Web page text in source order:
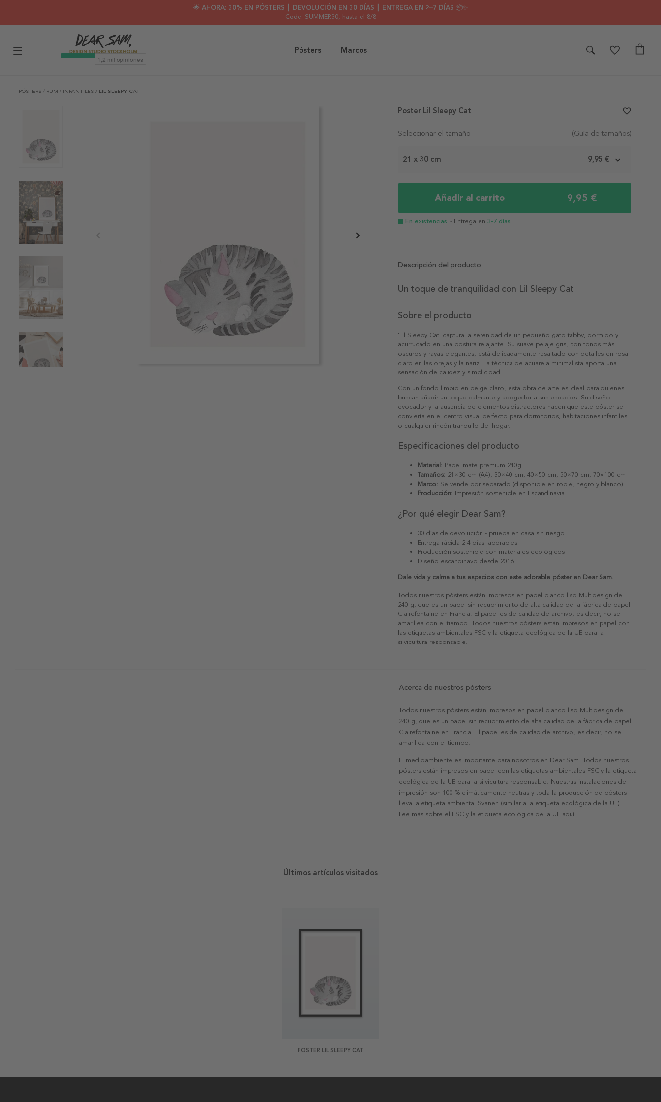
🌟 AHORA: 30% EN PÓSTERS ┃ DEVOLUCIÓN EN 30 DÍAS ┃ ENTREGA EN 2–7 DÍAS 📦✨
Code: SUMMER30, hasta el 8/8
Pósters Marcos
PÓSTERS / RUM / INFANTILES / LIL SLEEPY CAT
Seleccionar el tamaño (Guía de tamaños)
21 x 30 cm 9,95 €
Añadir al carrito 9,95 €
En existencias - Entrega en 3-7 días
Poster Lil Sleepy Cat favorite_border
Descripción del producto
Un toque de tranquilidad con Lil Sleepy Cat
Sobre el producto
'Lil Sleepy Cat' captura la serenidad de un pequeño gato tabby, dormido y
acurrucado en una postura relajante. Su suave pelaje gris, con tonos más
oscuros y rayas elegantes, está delicadamente resaltado con detalles en rosa
claro en las orejas y la nariz. La técnica de acuarela minimalista aporta una
sensación de calidez y simplicidad.
Con un fondo limpio en beige claro, esta obra de arte es ideal para quienes
buscan añadir un toque calmante y acogedor a sus espacios. Su diseño
evocador y la ausencia de elementos distractores hacen que este póster se
convierta en el centro visual perfecto para dormitorios, habitaciones infantiles
o cualquier rincón tranquilo del hogar.
Especificaciones del producto
Material: Papel mate premium 240g
Tamaños: 21×30 cm (A4), 30×40 cm, 40×50 cm, 50×70 cm, 70×100 cm
Marco: Se vende por separado (disponible en roble, negro y blanco)
Producción: Impresión sostenible en Escandinavia
¿Por qué elegir Dear Sam?
30 días de devolución - prueba en casa sin riesgo
Entrega rápida 2-4 días laborables
Producción sostenible con materiales ecológicos
Diseño escandinavo desde 2016
Dale vida y calma a tus espacios con este adorable póster en Dear Sam.
Todos nuestros pósters están impresos en papel blanco liso Multidesign de
240 g, que es un papel sin recubrimiento de alta calidad de la fábrica de papel
Clairefontaine en Francia. El papel es de calidad de archivo, es decir, no se
amarillea con el tiempo. Todos nuestros pósters están impresos en papel con
las etiquetas ambientales FSC y la etiqueta ecológica de la UE para la
silvicultura responsable.
Acerca de nuestros pósters
Todos nuestros pósters están impresos en papel blanco liso Multidesign de
240 g, que es un papel sin recubrimiento de alta calidad de la fábrica de papel
Clairefontaine en Francia. El papel es de calidad de archivo, es decir, no se
amarillea con el tiempo.
El medioambiente es importante para nosotros en Dear Sam. Todos nuestros
pósters están impresos en papel con las etiquetas ambientales FSC y la etiqueta
ecológica de la UE para la silvicultura responsable. Nuestras instalaciones de
impresión son 100 % climáticamente neutras y toda la producción de pósters
lleva la etiqueta ambiental Svanen (similar a la etiqueta ecológica de la UE).
Lee más sobre el FSC y la etiqueta ecológica de la UE aquí.
Últimos artículos visitados
POSTER LIL SLEEPY CAT